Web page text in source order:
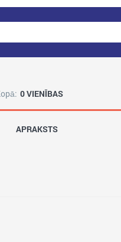
0 VIENĪBAS
APRAKSTS